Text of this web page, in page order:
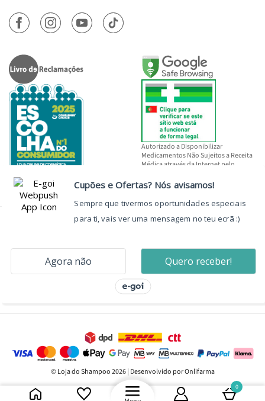
0
Autorizado a Disponibilizar
Medicamentos Não Sujeitos a Receita
Médica através da Internet pelo
© Loja do Shampoo 2026 | Desenvolvido por Onlifarma